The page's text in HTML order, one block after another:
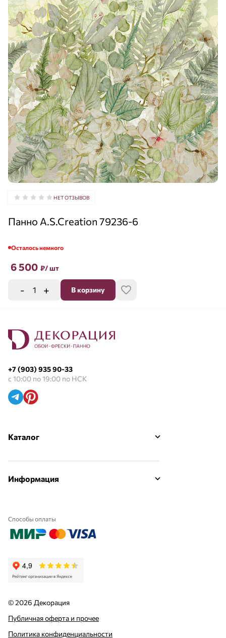
НЕТ ОТЗЫВОВ
Панно A.S.Creation 79236-6
Осталось немного
6 500 ₽/ шт
- + В корзину
+7 (903) 935 90-33
с 10:00 по 19:00 по НСК
Каталог
Информация
Способы оплаты
© 2026 Декорация
Публичная оферта и прочее
Политика конфиденциальности